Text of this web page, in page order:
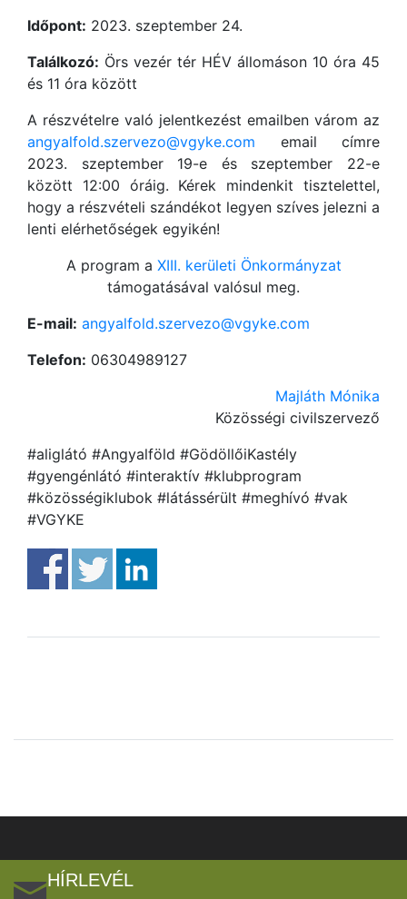
Időpont: 2023. szeptember 24.
Találkozó: Örs vezér tér HÉV állomáson 10 óra 45
és 11 óra között
A részvételre való jelentkezést emailben várom az
angyalfold.szervezo@vgyke.com email címre
2023. szeptember 19-e és szeptember 22-e
között 12:00 óráig. Kérek mindenkit tisztelettel,
hogy a részvételi szándékot legyen szíves jelezni a
lenti elérhetőségek egyikén!
A program a XIII. kerületi Önkormányzat
támogatásával valósul meg.
E-mail: angyalfold.szervezo@vgyke.com
Telefon: 06304989127
Majláth Mónika
Közösségi civilszervező
#aliglátó #Angyalföld #GödöllőiKastély
#gyengénlátó #interaktív #klubprogram
#közösségiklubok #látássérült #meghívó #vak
#VGYKE
HÍRLEVÉL